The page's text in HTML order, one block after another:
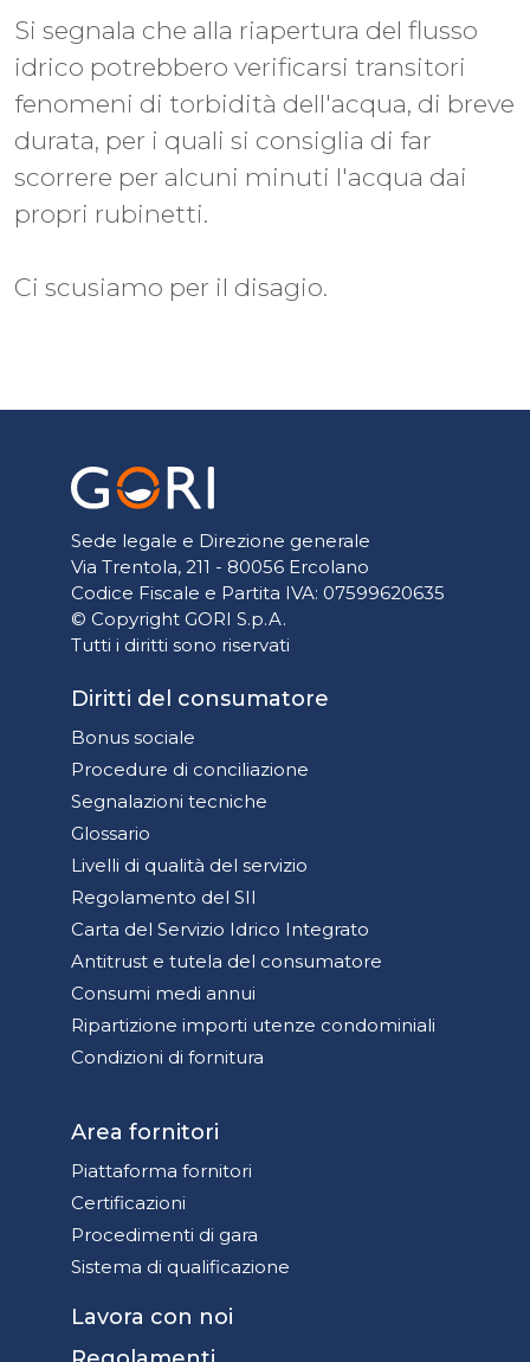
Si segnala che alla riapertura del flusso
idrico potrebbero verificarsi transitori
fenomeni di torbidità dell'acqua, di breve
durata, per i quali si consiglia di far
scorrere per alcuni minuti l'acqua dai
propri rubinetti.
Ci scusiamo per il disagio.
Sede legale e Direzione generale
Via Trentola, 211 - 80056 Ercolano
Codice Fiscale e Partita IVA: 07599620635
© Copyright GORI S.p.A.
Tutti i diritti sono riservati
Diritti del consumatore
Bonus sociale
Procedure di conciliazione
Segnalazioni tecniche
Glossario
Livelli di qualità del servizio
Regolamento del SII
Carta del Servizio Idrico Integrato
Antitrust e tutela del consumatore
Consumi medi annui
Ripartizione importi utenze condominiali
Condizioni di fornitura
Area fornitori
Piattaforma fornitori
Certificazioni
Procedimenti di gara
Sistema di qualificazione
Lavora con noi